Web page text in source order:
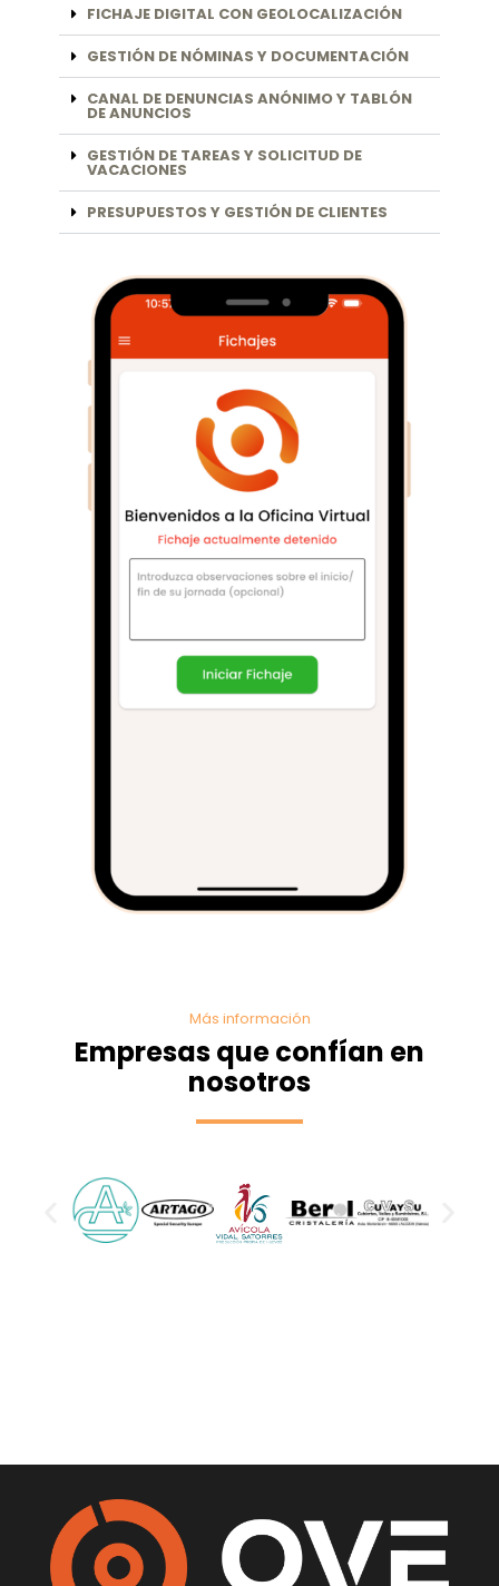
FICHAJE DIGITAL CON GEOLOCALIZACIÓN
GESTIÓN DE NÓMINAS Y DOCUMENTACIÓN
CANAL DE DENUNCIAS ANÓNIMO Y TABLÓN
DE ANUNCIOS
GESTIÓN DE TAREAS Y SOLICITUD DE
VACACIONES
PRESUPUESTOS Y GESTIÓN DE CLIENTES
Más información
Empresas que confían en
nosotros